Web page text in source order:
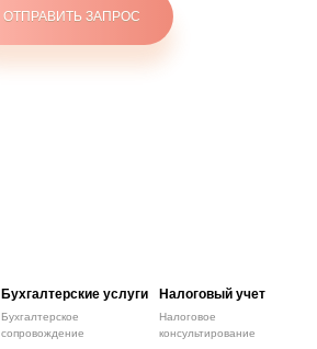
Бухгалтерские услуги
Бухгалтерское
сопровождение
Налоговый учет
Налоговое
консультирование